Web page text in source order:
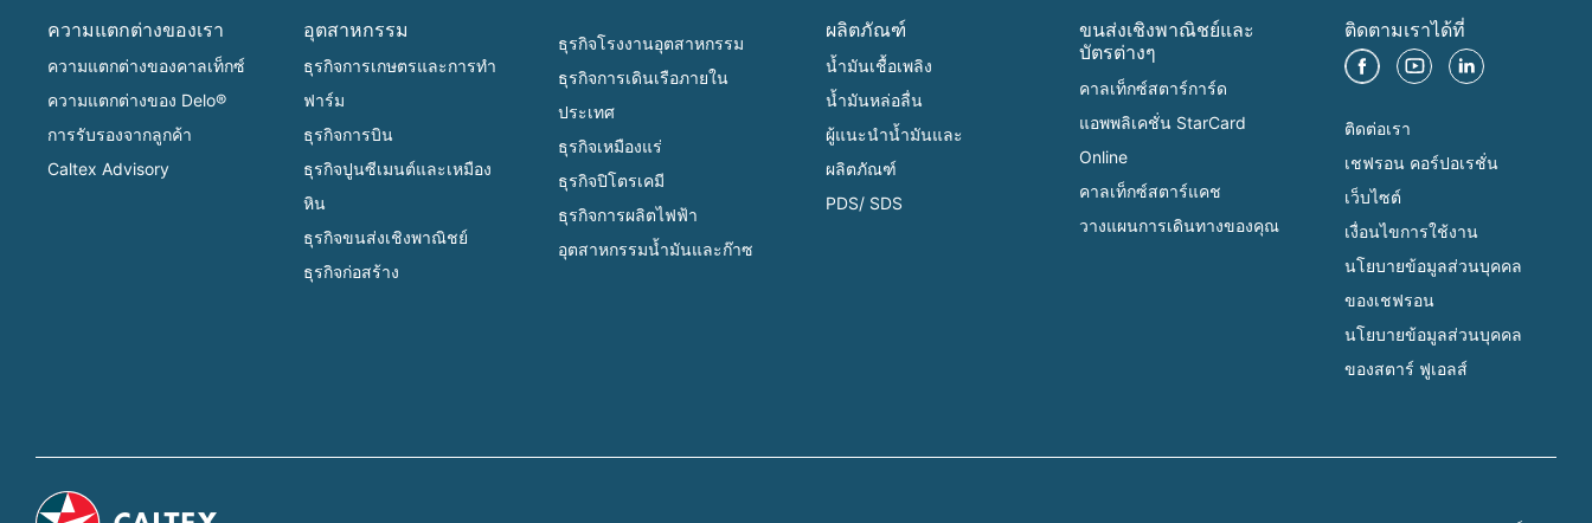
ความแตกต่างของเรา
ความแตกต่างของคาลเท็กซ์
ความแตกต่างของ Delo®
การรับรองจากลูกค้า
Caltex Advisory
อุตสาหกรรม
ธุรกิจการเกษตรและการทำ
ฟาร์ม
ธุรกิจการบิน
ธุรกิจปูนซีเมนต์และเหมือง
หิน
ธุรกิจขนส่งเชิงพาณิชย์
ธุรกิจก่อสร้าง
ธุรกิจโรงงานอุตสาหกรรม
ธุรกิจการเดินเรือภายใน
ประเทศ
ธุรกิจเหมืองแร่
ธุรกิจปิโตรเคมี
ธุรกิจการผลิตไฟฟ้า
อุตสาหกรรมน้ำมันและก๊าซ
ผลิตภัณฑ์
น้ำมันเชื้อเพลิง
น้ำมันหล่อลื่น
ผู้แนะนำน้ำมันและ
ผลิตภัณฑ์
PDS/ SDS
ขนส่งเชิงพาณิชย์และ
บัตรต่างๆ
คาลเท็กซ์สตาร์การ์ด
แอพพลิเคชั่น StarCard
Online
คาลเท็กซ์สตาร์แคช
วางแผนการเดินทางของคุณ
ติดตามเราได้ที่
ติดต่อเรา
เชฟรอน คอร์ปอเรชั่น
เว็บไซต์
เงื่อนไขการใช้งาน
นโยบายข้อมูลส่วนบุคคล
ของเชฟรอน
นโยบายข้อมูลส่วนบุคคล
ของสตาร์ ฟูเอลส์